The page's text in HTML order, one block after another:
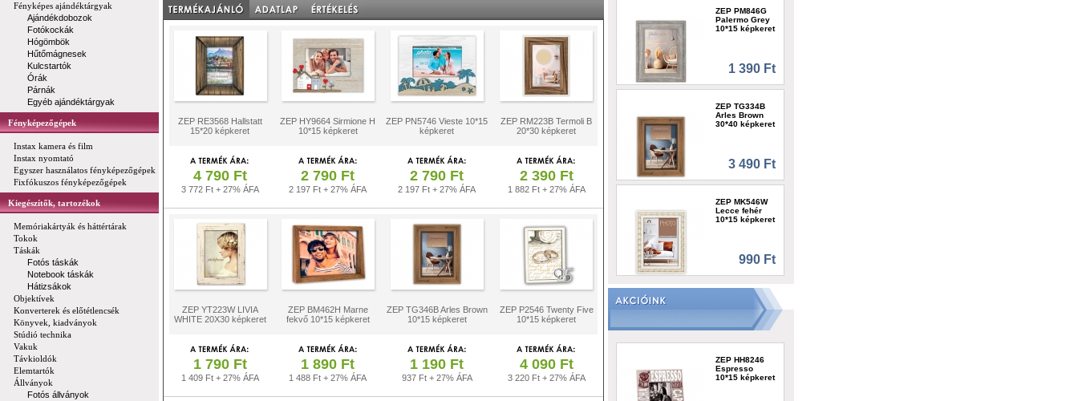
Fényképes ajándéktárgyak
Ajándékdobozok
Fotókockák
Hógömbök
Hűtőmágnesek
Kulcstartók
Órák
Párnák
Egyéb ajándéktárgyak
Fényképezőgépek
Instax kamera és film
Instax nyomtató
Egyszer használatos fényképezőgépek
Fixfókuszos fényképezőgépek
Kiegészítők, tartozékok
Memóriakártyák és háttértárak
Tokok
Táskák
Fotós táskák
Notebook táskák
Hátizsákok
Objektívek
Konverterek és előtétlencsék
Könyvek, kiadványok
Stúdió technika
Vakuk
Távkioldók
Elemtartók
Állványok
Fotós állványok
ZEP RE3568 Hallstatt
15*20 képkeret
ZEP HY9664 Sirmione H
10*15 képkeret
ZEP PN5746 Vieste 10*15
képkeret
ZEP RM223B Termoli B
20*30 képkeret
4 790 Ft
3 772 Ft + 27% ÁFA
2 790 Ft
2 197 Ft + 27% ÁFA
2 790 Ft
2 197 Ft + 27% ÁFA
2 390 Ft
1 882 Ft + 27% ÁFA
ZEP YT223W LIVIA
WHITE 20X30 képkeret
ZEP BM462H Marne
fekvő 10*15 képkeret
ZEP TG346B Arles Brown
10*15 képkeret
ZEP P2546 Twenty Five
10*15 képkeret
1 790 Ft
1 409 Ft + 27% ÁFA
1 890 Ft
1 488 Ft + 27% ÁFA
1 190 Ft
937 Ft + 27% ÁFA
4 090 Ft
3 220 Ft + 27% ÁFA
ZEP PM846G
Palermo Grey
10*15 képkeret
1 390 Ft
ZEP TG334B
Arles Brown
30*40 képkeret
3 490 Ft
ZEP MK546W
Lecce fehér
10*15 képkeret
990 Ft
ZEP HH8246
Espresso
10*15 képkeret